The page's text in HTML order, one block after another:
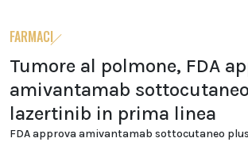
FARMACI
Tumore al polmone, FDA
amivantamab
lazertinib in prima linea
FDA approva amivantamab sottocutaneo